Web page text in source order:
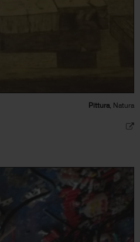
Pittura, Natura